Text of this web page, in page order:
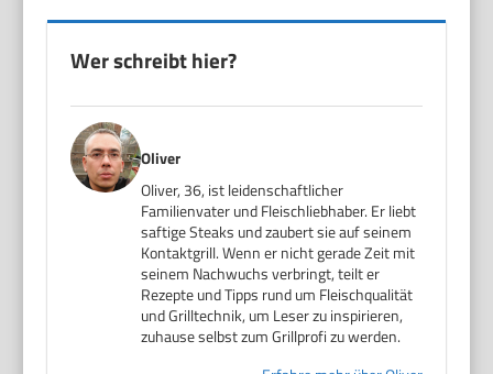
Wer schreibt hier?
Oliver
Oliver, 36, ist leidenschaftlicher
Familienvater und Fleischliebhaber. Er liebt
saftige Steaks und zaubert sie auf seinem
Kontaktgrill. Wenn er nicht gerade Zeit mit
seinem Nachwuchs verbringt, teilt er
Rezepte und Tipps rund um Fleischqualität
und Grilltechnik, um Leser zu inspirieren,
zuhause selbst zum Grillprofi zu werden.